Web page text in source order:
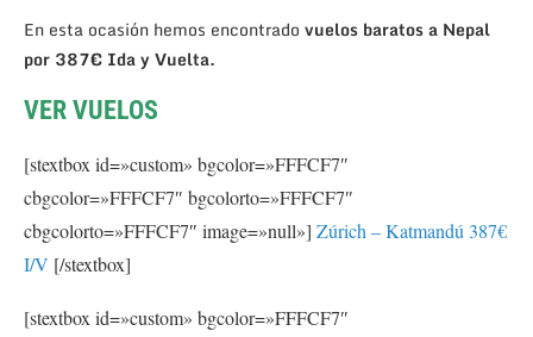
En esta ocasión hemos encontrado vuelos baratos a Nepal
por 387€ Ida y Vuelta.
VER VUELOS
[stextbox id=»custom» bgcolor=»FFFCF7″
cbgcolor=»FFFCF7″ bgcolorto=»FFFCF7″
cbgcolorto=»FFFCF7″ image=»null»] Zúrich – Katmandú 387€
I/V [/stextbox]
[stextbox id=»custom» bgcolor=»FFFCF7″